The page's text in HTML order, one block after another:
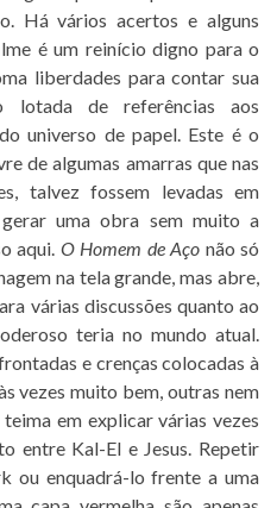
Há vários acertos e alguns
é um reinício digno para o
liberdades para contar sua
lotada de referências aos
universo de papel. Este é o
de algumas amarras que nas
talvez fossem levadas em
uma obra sem muito a
aqui. O Homem de Aço não só
na tela grande, mas abre,
várias discussões quanto ao
teria no mundo atual.
e crenças colocadas à
vezes muito bem, outras nem
em explicar várias vezes
entre Kal-El e Jesus. Repetir
ou enquadrá-lo frente a uma